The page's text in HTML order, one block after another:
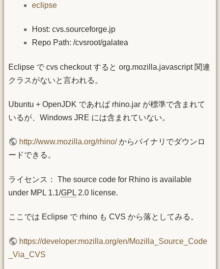
eclipse
Host: cvs.sourceforge.jp
Repo Path: /cvsroot/galatea
Eclipse で cvs checkout すると org.mozilla.javascript 関連
クラスがないと言われる。
Ubuntu + OpenJDK であれば rhino.jar が標準で含まれて
いるが、Windows JRE には含まれていない。
http://www.mozilla.org/rhino/からバイナリでダウンロ
ードできる。
ライセンス： The source code for Rhino is available
under MPL 1.1/GPL 2.0 license.
ここでは Eclipse で rhino も CVS から落としてみる。
https://developer.mozilla.org/en/Mozilla_Source_Code
_Via_CVS